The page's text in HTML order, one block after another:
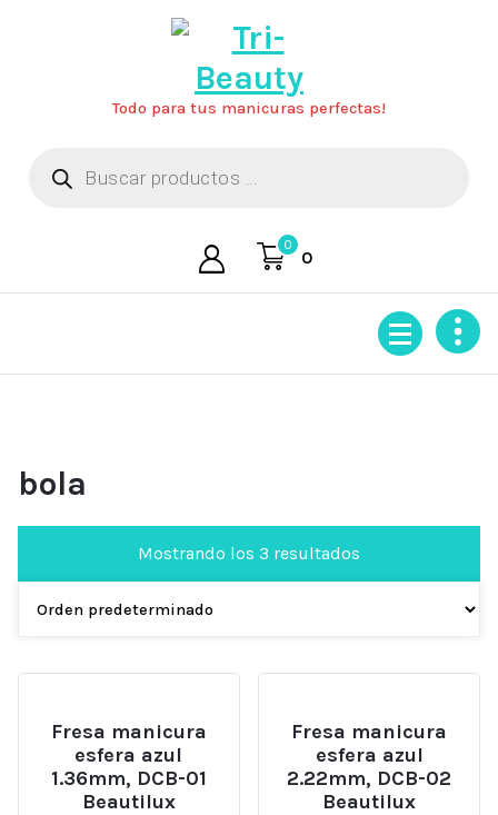
Todo para tus manicuras perfectas!
productos
0
0
bola
Mostrando los 3 resultados
Fresa manicura
esfera azul
1.36mm, DCB-01
Beautilux
Fresa manicura
esfera azul
2.22mm, DCB-02
Beautilux